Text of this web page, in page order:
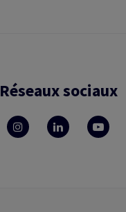
Réseaux sociaux